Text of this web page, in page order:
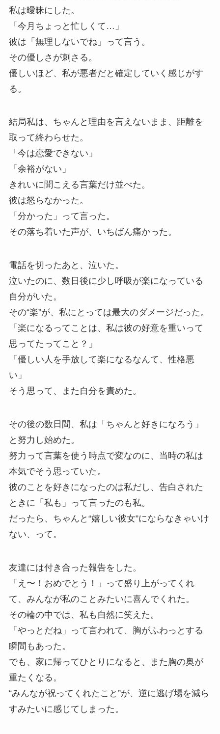
私は曖昧にした。
「今月ちょっと忙しくて…」
彼は「無理しないでね」って言う。
その優しさが刺さる。
優しいほど、私が悪者だと確定していく感じがす
る。
結局私は、ちゃんと理由を言えないまま、距離を
取って終わらせた。
「今は恋愛できない」
「余裕がない」
きれいに聞こえる言葉だけ並べた。
彼は怒らなかった。
「分かった」って言った。
その落ち着いた声が、いちばん痛かった。
電話を切ったあと、泣いた。
泣いたのに、数日後に少し呼吸が楽になっている
自分がいた。
その“楽”が、私にとっては最大のダメージだった。
「楽になるってことは、私は彼の好意を重いって
思ってたってこと？」
「優しい人を手放して楽になるなんて、性格悪
い」
そう思って、また自分を責めた。
その後の数日間、私は「ちゃんと好きになろう」
と努力し始めた。
努力って言葉を使う時点で変なのに、当時の私は
本気でそう思っていた。
彼のことを好きになったのは私だし、告白された
ときに「私も」って言ったのも私。
だったら、ちゃんと“嬉しい彼女”にならなきゃいけ
ない、って。
友達には付き合った報告をした。
「え〜！おめでとう！」って盛り上がってくれ
て、みんなが私のことみたいに喜んでくれた。
その輪の中では、私も自然に笑えた。
「やっとだね」って言われて、胸がふわっとする
瞬間もあった。
でも、家に帰ってひとりになると、また胸の奥が
重たくなる。
“みんなが祝ってくれたこと”が、逆に逃げ場を減ら
すみたいに感じてしまった。